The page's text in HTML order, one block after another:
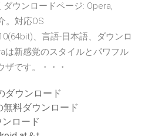
ウンロードページ: Opera,
。対応OS
、言語-日本語、ダウンロ
は新感覚のスタイルとパワフル
ザです。・・・
ダウンロード
料ダウンロード
ロード